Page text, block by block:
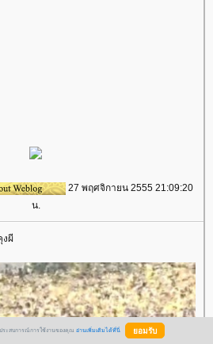
27 พฤศจิกายน 2555 21:09:20
น.
ผี
ระสบการณ์การใช้งานของคุณ อ่านเพิ่มเติมได้ที่นี่